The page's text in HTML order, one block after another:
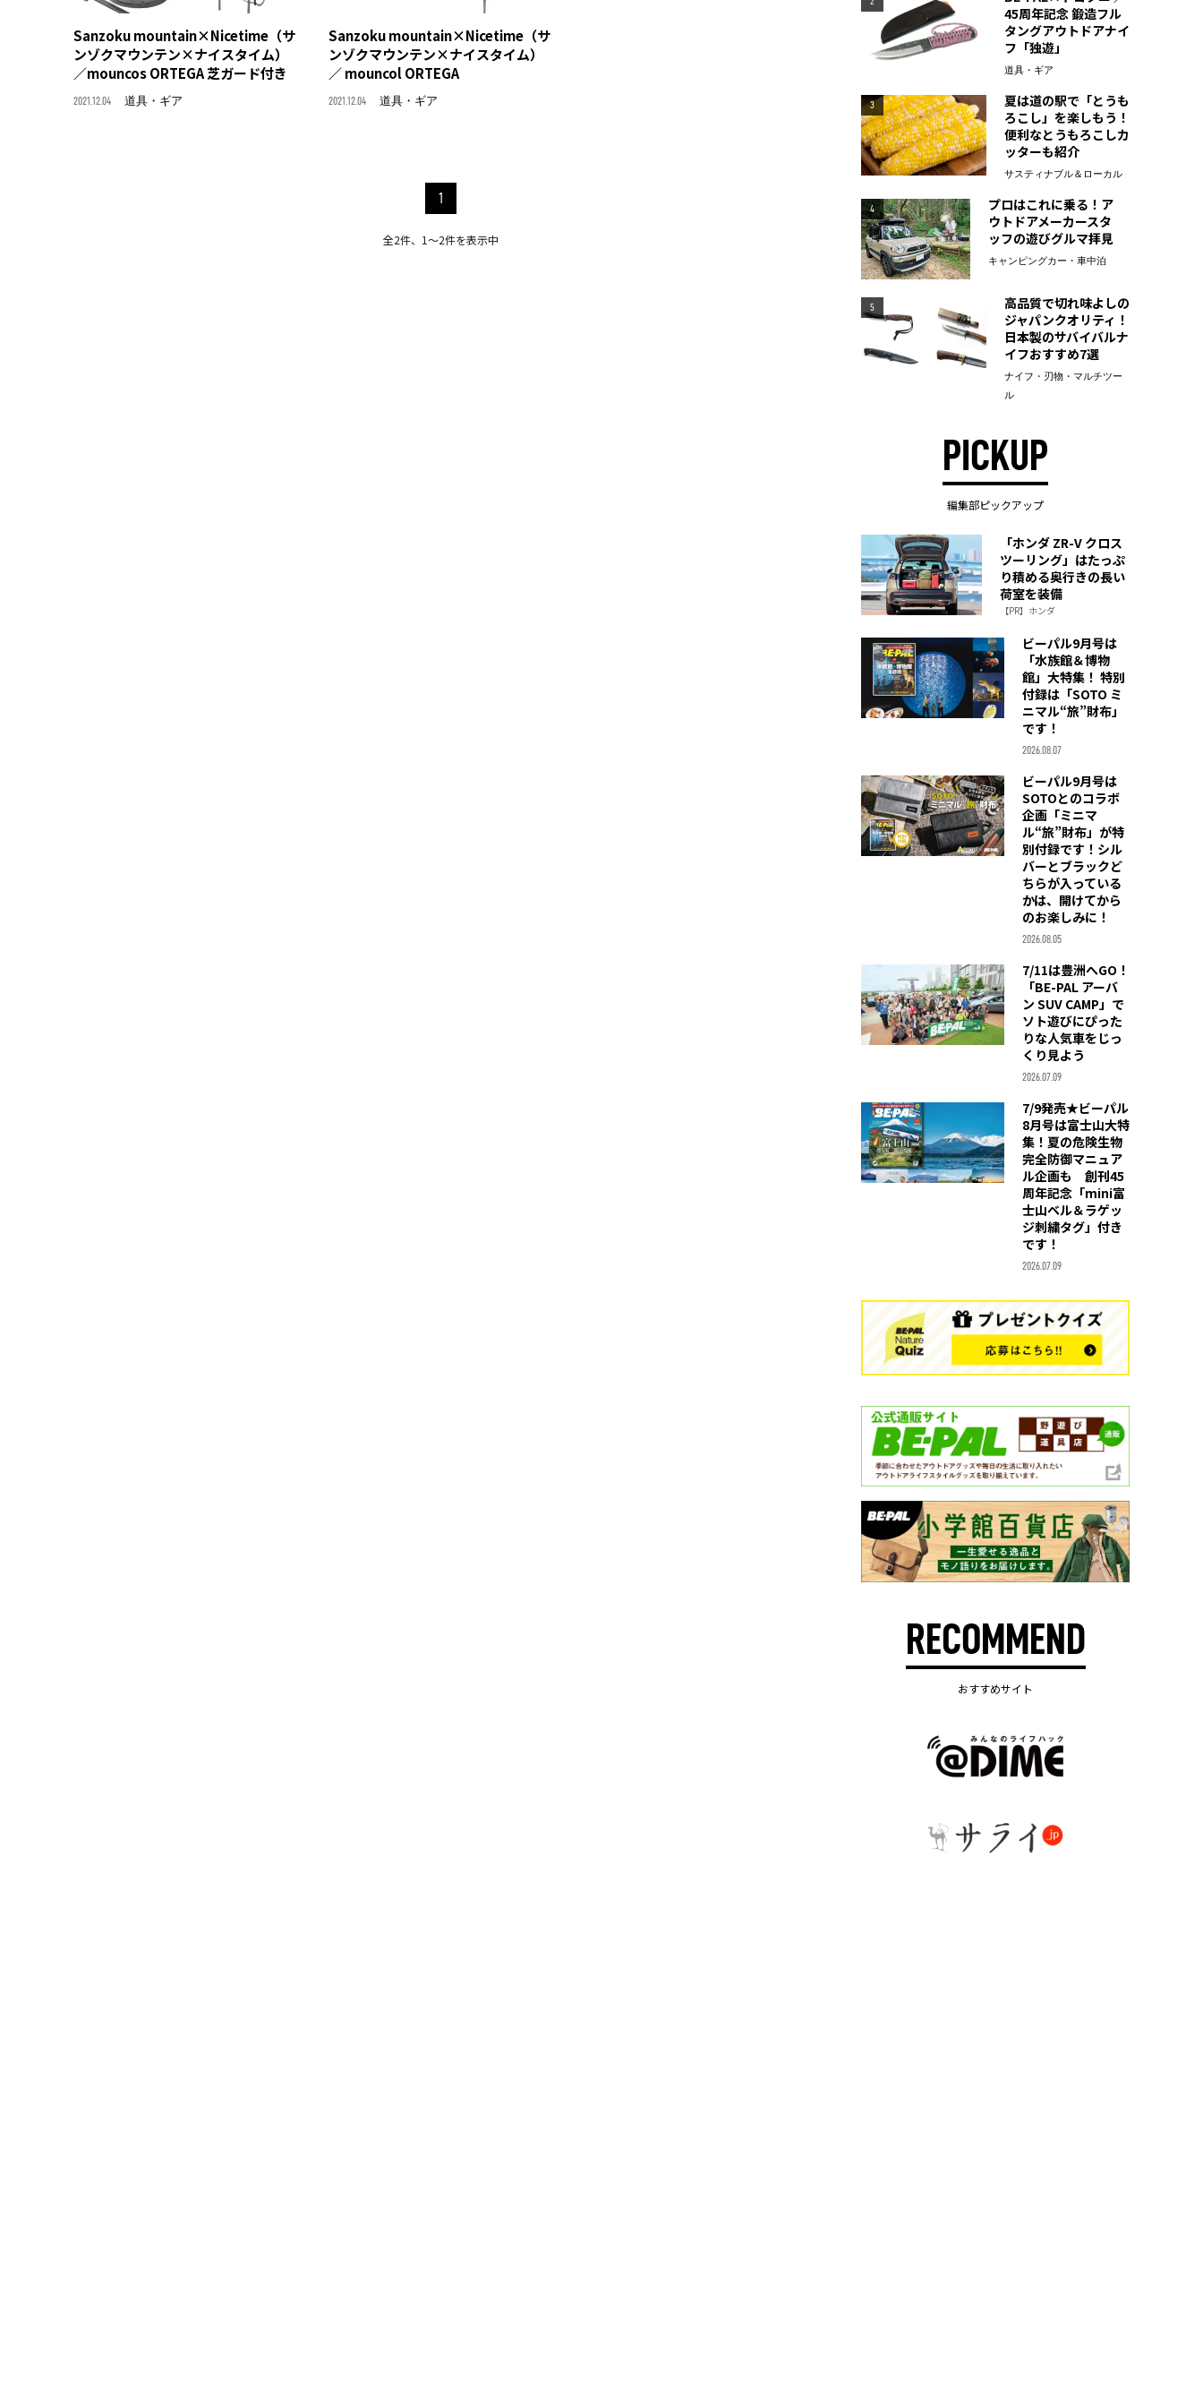
Sanzoku mountain×Nicetime（サ
ンゾクマウンテン×ナイスタイム）
／mouncos ORTEGA 芝ガード付き
2021.12.04 道具・ギア
Sanzoku mountain×Nicetime（サ
ンゾクマウンテン×ナイスタイム）
／ mouncol ORTEGA
2021.12.04 道具・ギア
1
全2件、1〜2件を表示中
45周年記念 鍛造フル
タングアウトドアナイ
フ「独遊」
道具・ギア
3
夏は道の駅で「とうも
ろこし」を楽しもう！
便利なとうもろこしカ
ッターも紹介
サスティナブル＆ローカル
4
プロはこれに乗る！ア
ウトドアメーカースタ
ッフの遊びグルマ拝見
キャンピングカー・車中泊
5
高品質で切れ味よしの
ジャパンクオリティ！
日本製のサバイバルナ
イフおすすめ7選
ナイフ・刃物・マルチツー
ル
PICKUP
編集部ピックアップ
「ホンダ ZR-V クロス
ツーリング」はたっぷ
り積める奥行きの長い
荷室を装備
【PR】ホンダ
ビーパル9月号は
「水族館＆博物
館」大特集！ 特別
付録は「SOTO ミ
ニマル“旅”財布」
です！
2026.08.07
ビーパル9月号は
SOTOとのコラボ
企画「ミニマ
ル“旅”財布」が特
別付録です！シル
バーとブラックど
ちらが入っている
かは、開けてから
のお楽しみに！
2026.08.05
7/11は豊洲へGO！
「BE-PAL アーバ
ン SUV CAMP」で
ソト遊びにぴった
りな人気車をじっ
くり見よう
2026.07.09
7/9発売★ビーパル
8月号は富士山大特
集！夏の危険生物
完全防御マニュア
ル企画も 創刊45
周年記念「mini富
士山ベル＆ラゲッ
ジ刺繍タグ」付き
です！
2026.07.09
RECOMMEND
おすすめサイト